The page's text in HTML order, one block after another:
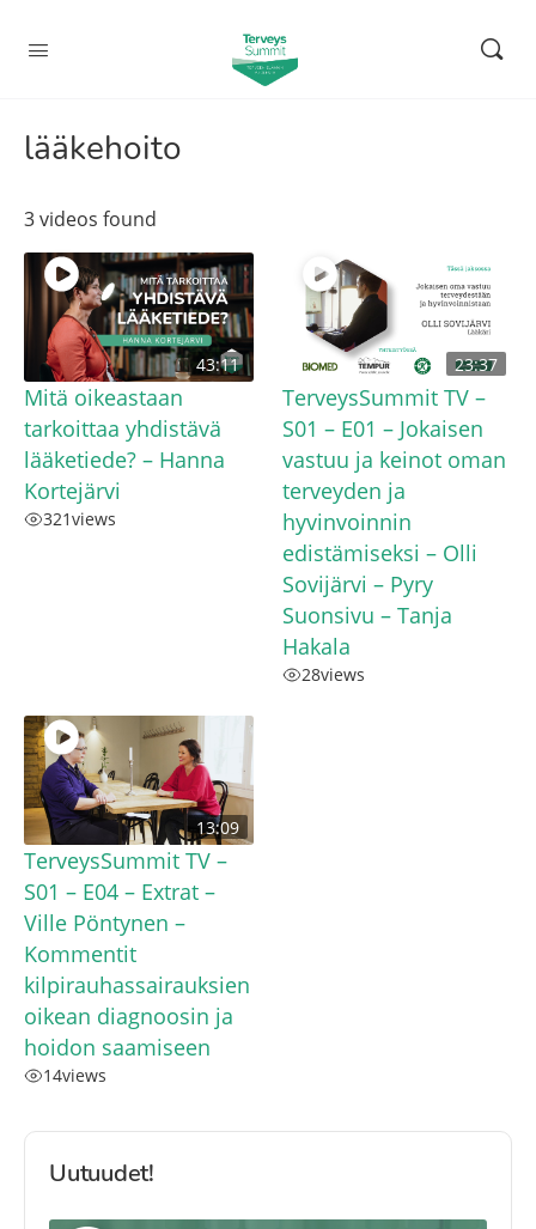
lääkehoito
3 videos found
43:11
Mitä oikeastaan
tarkoittaa yhdistävä
lääketiede? – Hanna
Kortejärvi
321views
23:37
TerveysSummit TV –
S01 – E01 – Jokaisen
vastuu ja keinot oman
terveyden ja
hyvinvoinnin
edistämiseksi – Olli
Sovijärvi – Pyry
Suonsivu – Tanja
Hakala
28views
13:09
TerveysSummit TV –
S01 – E04 – Extrat –
Ville Pöntynen –
Kommentit
kilpirauhassairauksien
oikean diagnoosin ja
hoidon saamiseen
14views
Uutuudet!